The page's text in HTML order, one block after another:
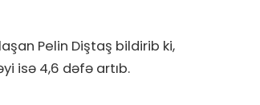
Pelin Diştaş bildirib ki,
isə 4,6 dəfə artıb.